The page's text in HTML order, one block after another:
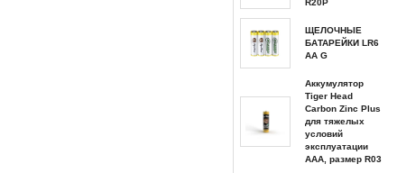
R20P
ЩЕЛОЧНЫЕ
БАТАРЕЙКИ LR6
AA G
Аккумулятор
Tiger Head
Carbon Zinc Plus
для тяжелых
условий
эксплуатации
AAA, размер R03